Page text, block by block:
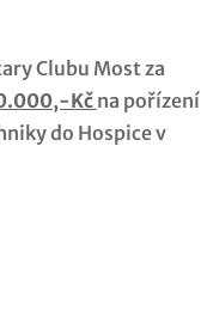
Clubu Most za
Kčna pořízení
do Hospice v